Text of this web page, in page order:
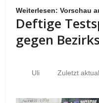
Weiterlesen: Vorschau
Deftige
gegen
Uli Zuletzt